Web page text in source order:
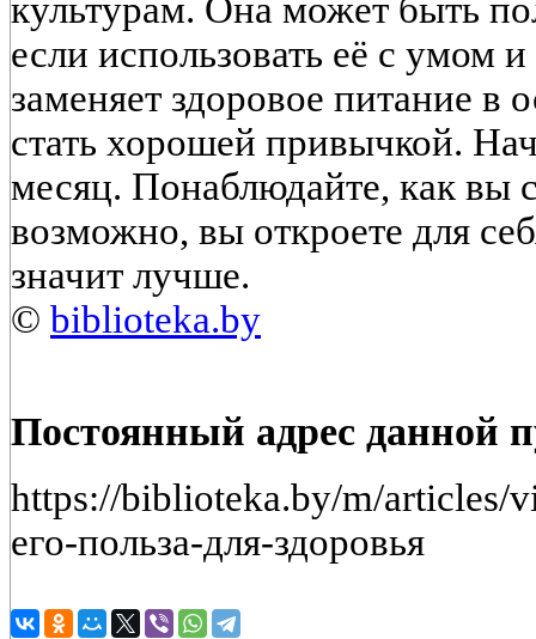
культурам. Она может быть
если использовать её с умом
заменяет здоровое питание в
стать хорошей привычкой.
месяц. Понаблюдайте, как вы
возможно, вы откроете для
значит лучше.
© biblioteka.by
Постоянный адрес данной
https://biblioteka.by/m/articles/
его-польза-для-здоровья